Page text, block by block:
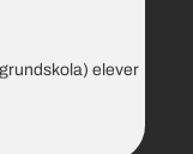
elever